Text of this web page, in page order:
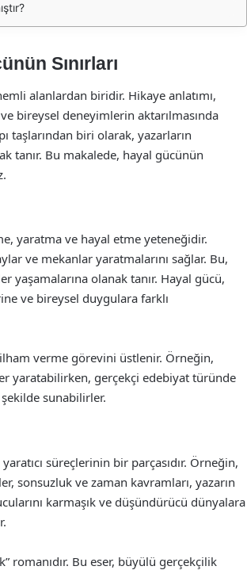
Sınırları
alanlardan biridir. Hikaye anlatımı,
bireysel deneyimlerin aktarılmasında
taşlarından biri olarak, yazarların
tanır. Bu makalede, hayal gücünün
yaratma ve hayal etme yeteneğidir.
ve mekanlar yaratmalarını sağlar. Bu,
yaşamalarına olanak tanır. Hayal gücü,
ve bireysel duygulara farklı
verme görevini üstlenir. Örneğin,
yaratabilirken, gerçekçi edebiyat türünde
sunabilirler.
süreçlerinin bir parçasıdır. Örneğin,
sonsuzluk ve zaman kavramları, yazarın
karmaşık ve düşündürücü dünyalara
romanıdır. Bu eser, büyülü gerçekçilik